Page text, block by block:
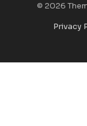
© 2026
Privacy